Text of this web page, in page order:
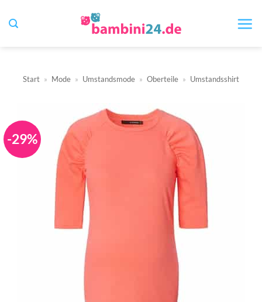
Inhalt
Start » Mode » Umstandsmode » Oberteile » Umstandsshirt
-29%